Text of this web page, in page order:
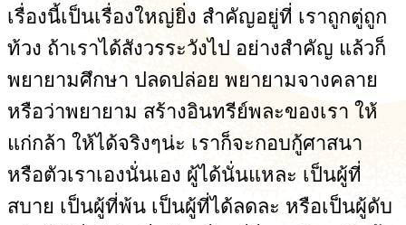
เรื่องนี้เป็นเรื่องใหญ่ยิ่ง สำคัญอยู่ที่ เราถูกตู่ถูก
ท้วง ถ้าเราได้สังวรระวังไป อย่างสำคัญ แล้วก็
พยายามศึกษา ปลดปล่อย พยายามจางคลาย
หรือว่าพยายาม สร้างอินทรีย์พละของเรา ให้
แก่กล้า ให้ได้จริงๆน่ะ เราก็จะกอบกู้ศาสนา
หรือตัวเราเองนั่นเอง ผู้ได้นั่นแหละ เป็นผู้ที่
สบาย เป็นผู้ที่พ้น เป็นผู้ที่ได้ลดละ หรือเป็นผู้ดับ